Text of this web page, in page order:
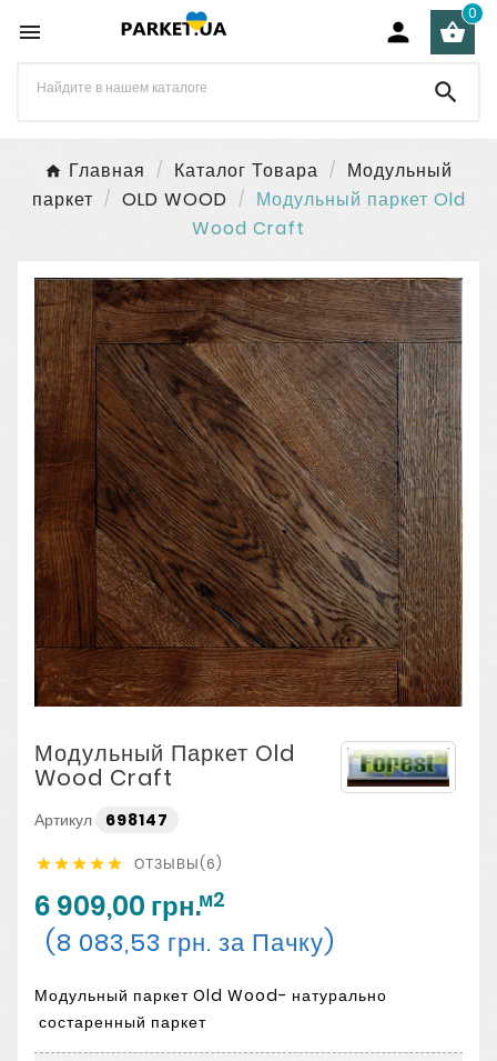
  
0

Главная Каталог Товара
Модульный
паркет
OLD WOOD
Модульный паркет Old
Wood Craft
Модульный Паркет Old
Wood Craft
Артикул 698147
     ОТЗЫВЫ(6)
6 909,00 грн.м2
(8 083,53 грн. за Пачку)
Модульный паркет Old Wood- натурально
состаренный паркет